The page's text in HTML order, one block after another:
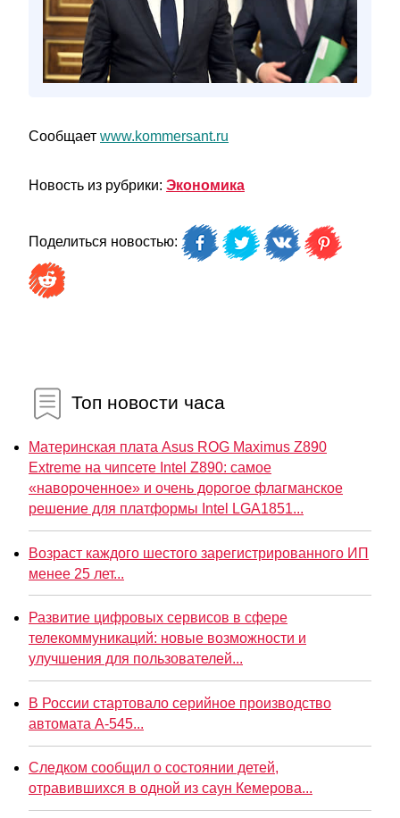
Сообщает www.kommersant.ru
Новость из рубрики: Экономика
Поделиться новостью:
Топ новости часа
Материнская плата Asus ROG Maximus Z890
Extreme на чипсете Intel Z890: самое
«навороченное» и очень дорогое флагманское
решение для платформы Intel LGA1851...
Возраст каждого шестого зарегистрированного ИП
менее 25 лет...
Развитие цифровых сервисов в сфере
телекоммуникаций: новые возможности и
улучшения для пользователей...
В России стартовало серийное производство
автомата А-545...
Следком сообщил о состоянии детей,
отравившихся в одной из саун Кемерова...